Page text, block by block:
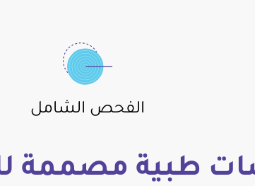
الفحص الشامل
طبية مصممة